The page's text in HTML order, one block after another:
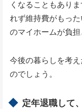
くなることもあり
れず維持費がもっ
のマイホームが負担
今後の暮らしを考
のでしょう。
定年退職して